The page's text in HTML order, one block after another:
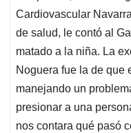
Cardiovascular
de salud, le contó al
matado a la niña. La
Noguera fue la de que
manejando un
presionar a una
nos contara qué pasó